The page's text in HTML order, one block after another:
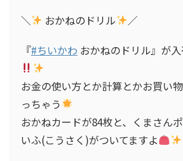
＼
おかねのドリル
／
『#ちいかわ おかねのドリル』が
お金の使い方とか計算とかお買い
っちゃう
おかねカードが84枚と、くまさん
いふ(こうさく)がついてますよ